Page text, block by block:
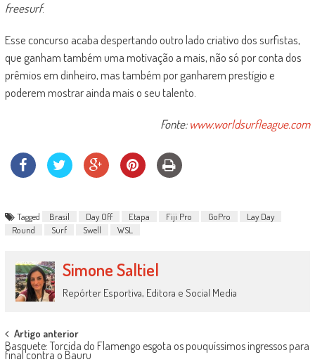
freesurf.
Esse concurso acaba despertando outro lado criativo dos surfistas,
que ganham também uma motivação a mais, não só por conta dos
prêmios em dinheiro, mas também por ganharem prestígio e
poderem mostrar ainda mais o seu talento.
Fonte:www.worldsurfleague.com
Tagged Brasil Day Off Etapa Fiji Pro GoPro
Lay Day
Round
Surf Swell WSL
Simone Saltiel
Repórter Esportiva, Editora e Social Media
Post
Artigo anterior
Basquete: Torcida do Flamengo esgota os pouquíssimos ingressos para
final contra o Bauru